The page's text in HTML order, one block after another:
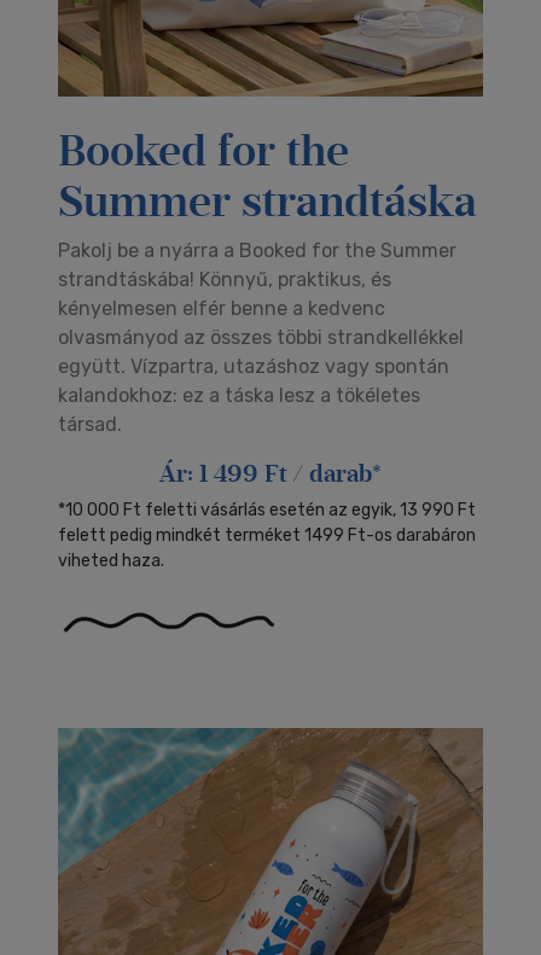
Booked for the
Summer strandtáska
Pakolj be a nyárra a Booked for the Summer
strandtáskába! Könnyű, praktikus, és
kényelmesen elfér benne a kedvenc
olvasmányod az összes többi strandkellékkel
együtt. Vízpartra, utazáshoz vagy spontán
kalandokhoz: ez a táska lesz a tökéletes
társad.
Ár: 1 499 Ft / darab*
*10 000 Ft feletti vásárlás esetén az egyik, 13 990 Ft
felett pedig mindkét terméket 1499 Ft-os darabáron
viheted haza.